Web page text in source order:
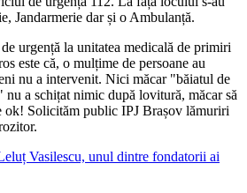
Jandarmerie dar și o Ambulanță.
urgență la unitatea medicală de primiri
este că, o mulțime de persoane au
nu a intervenit. Nici măcar "băiatul de
a schițat nimic după lovitură, măcar să
ok! Solicităm public IPJ Brașov lămuriri
Vasilescu, unul dintre fondatorii ai